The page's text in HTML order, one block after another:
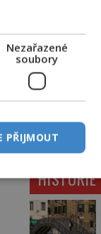
HISTORIE
Nezařazené
soubory
PŘIJMOUT